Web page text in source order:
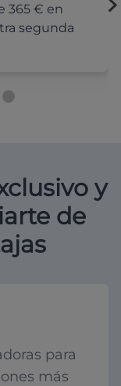
365 € en
segunda
y
de
para
más